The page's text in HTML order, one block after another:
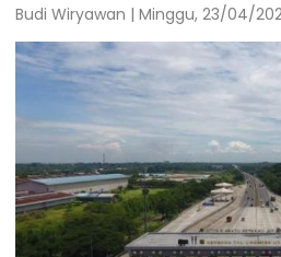
Budi Wiryawan | Minggu, 23/04/